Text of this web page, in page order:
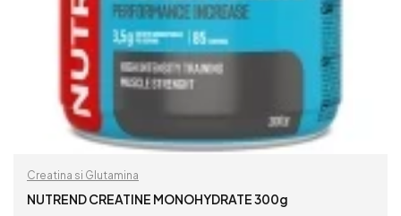
Creatina si Glutamina
NUTREND CREATINE MONOHYDRATE 300g